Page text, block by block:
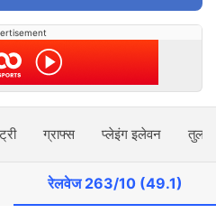
ग्राफ्स प्लेइंग इलेवन तुलना
रेलवेज 263/10 (49.1)